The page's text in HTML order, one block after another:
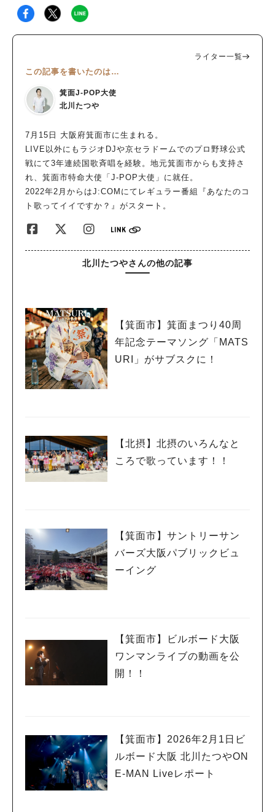
ライター一覧
この記事を書いたのは…
箕面J-POP大使
北川たつや
7月15日 大阪府箕面市に生まれる。
LIVE以外にもラジオDJや京セラドームでのプロ野球公式
戦にて3年連続国歌斉唱を経験。地元箕面市からも支持さ
れ、箕面市特命大使「J-POP大使」に就任。
2022年2月からはJ:COMにてレギュラー番組『あなたのコ
ト歌ってイイですか？』がスタート。
北川たつやさんの他の記事
【箕面市】箕面まつり40周
年記念テーマソング「MATS
URI」がサブスクに！
【北摂】北摂のいろんなと
ころで歌っています！！
【箕面市】サントリーサン
バーズ大阪パブリックビュ
ーイング
【箕面市】ビルボード大阪
ワンマンライブの動画を公
開！！
【箕面市】2026年2月1日ビ
ルボード大阪 北川たつやON
E-MAN Liveレポート